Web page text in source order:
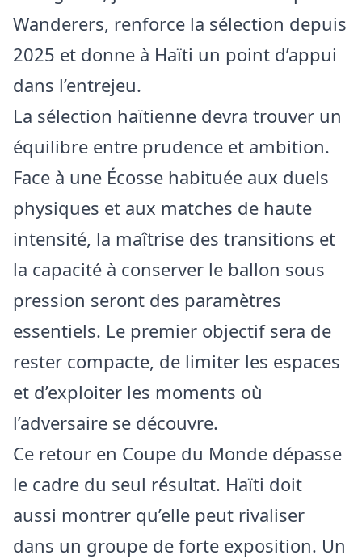
Wanderers, renforce la sélection depuis
2025 et donne à Haïti un point d’appui
dans l’entrejeu.
La sélection haïtienne devra trouver un
équilibre entre prudence et ambition.
Face à une Écosse habituée aux duels
physiques et aux matches de haute
intensité, la maîtrise des transitions et
la capacité à conserver le ballon sous
pression seront des paramètres
essentiels. Le premier objectif sera de
rester compacte, de limiter les espaces
et d’exploiter les moments où
l’adversaire se découvre.
Ce retour en Coupe du Monde dépasse
le cadre du seul résultat. Haïti doit
aussi montrer qu’elle peut rivaliser
dans un groupe de forte exposition. Un